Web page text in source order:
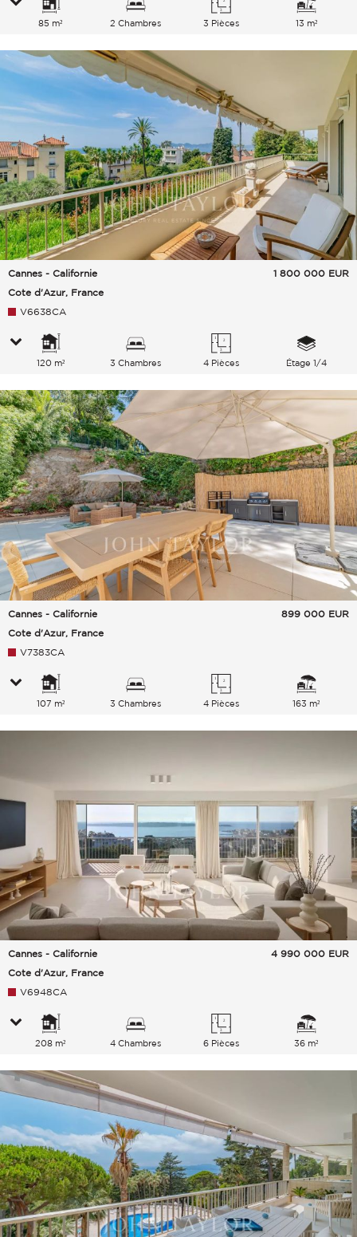
85 m² 2 Chambres 3 Pièces 13 m²
Cannes - Californie
Cote d'Azur, France
1 800 000 EUR
V6638CA
120 m² 3 Chambres 4 Pièces Étage 1/4
Cannes - Californie
Cote d'Azur, France
899 000 EUR
V7383CA
107 m² 3 Chambres 4 Pièces 163 m²
Cannes - Californie
Cote d'Azur, France
4 990 000 EUR
V6948CA
208 m² 4 Chambres 6 Pièces 36 m²